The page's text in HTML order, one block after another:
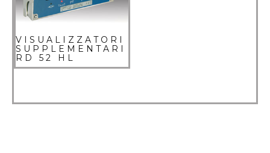
VISUALIZZATORI
SUPPLEMENTARI
RD 52 HL